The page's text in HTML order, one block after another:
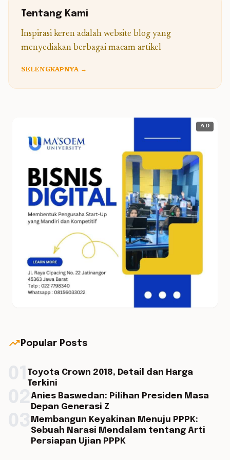
Tentang Kami
Inspirasi keren adalah website blog yang
menyediakan berbagai macam artikel
SELENGKAPNYA →
AD
trending_up Popular Posts
Toyota Crown 2018, Detail dan Harga
Terkini
Anies Baswedan: Pilihan Presiden Masa
Depan Generasi Z
Membangun Keyakinan Menuju PPPK:
Sebuah Narasi Mendalam tentang Arti
Persiapan Ujian PPPK